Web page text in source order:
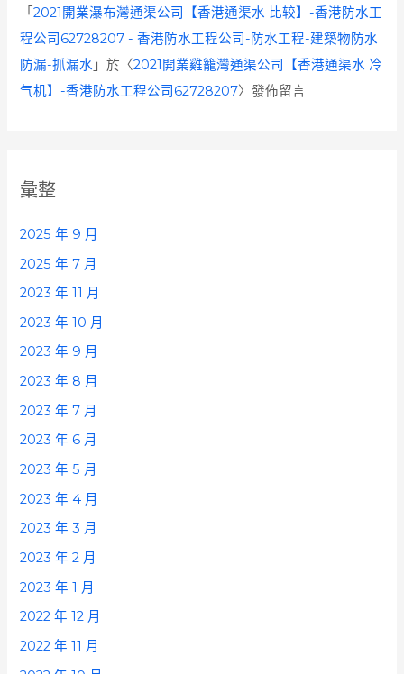
「2021開業瀑布灣通渠公司【香港通渠水 比较】-香港防水工
程公司62728207 - 香港防水工程公司-防水工程-建築物防水
防漏-抓漏水 」於〈2021開業雞籠灣通渠公司【香港通渠水 冷
气机】-香港防水工程公司62728207〉發佈留言
彙整
2025 年 9 月
2025 年 7 月
2023 年 11 月
2023 年 10 月
2023 年 9 月
2023 年 8 月
2023 年 7 月
2023 年 6 月
2023 年 5 月
2023 年 4 月
2023 年 3 月
2023 年 2 月
2023 年 1 月
2022 年 12 月
2022 年 11 月